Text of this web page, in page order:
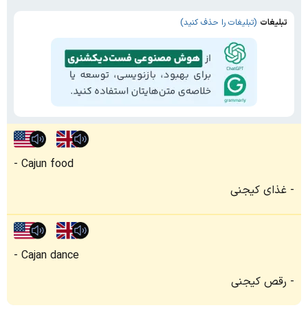
تبلیغات (تبلیغات را حذف کنید)
Cajun food
غذای کیجنی
Cajan dance
رقص کیجنی